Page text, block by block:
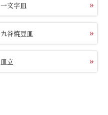
一文字皿
九谷焼豆皿
皿立